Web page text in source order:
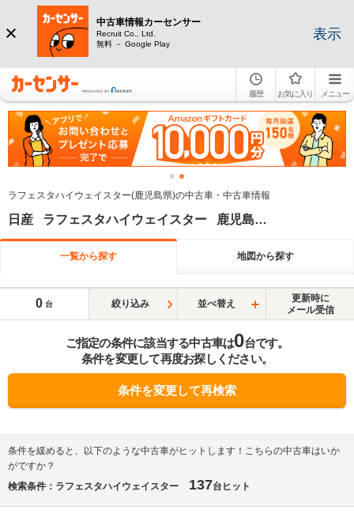
中古車情報カーセンサー
Recruit Co., Ltd.
無料 － Google Play
表示
履歴 お気に入り メニュー
ラフェスタハイウェイスター(鹿児島県)の中古車・中古車情報
日産 ラフェスタハイウェイスター 鹿児島県
一覧から探す 地図から探す
0 台 絞り込み 並べ替え
更新時に
メール受信
ご指定の条件に該当する中古車は0台です。
条件を変更して再度お探しください。
条件を変更して再検索
条件を緩めると、以下のような中古車がヒットします！こちらの中古車はいか
がですか？
検索条件：ラフェスタハイウェイスター
137台ヒット